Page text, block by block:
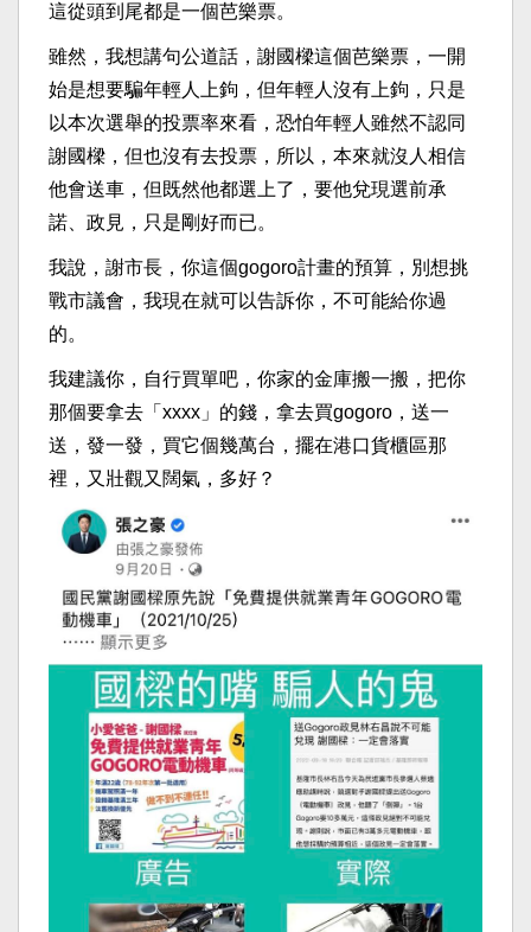
這從頭到尾都是一個芭樂票。
雖然，我想講句公道話，謝國樑這個芭樂票，一開
始是想要騙年輕人上鉤，但年輕人沒有上鉤，只是
以本次選舉的投票率來看，恐怕年輕人雖然不認同
謝國樑，但也沒有去投票，所以，本來就沒人相信
他會送車，但既然他都選上了，要他兌現選前承
諾、政見，只是剛好而已。
我說，謝市長，你這個gogoro計畫的預算，別想挑
戰市議會，我現在就可以告訴你，不可能給你過
的。
我建議你，自行買單吧，你家的金庫搬一搬，把你
那個要拿去「xxxx」的錢，拿去買gogoro，送一
送，發一發，買它個幾萬台，擺在港口貨櫃區那
裡，又壯觀又闊氣，多好？